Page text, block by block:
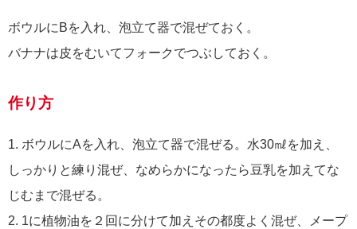
ボウルにBを入れ、泡立て器で混ぜておく。
バナナは皮をむいてフォークでつぶしておく。
作り方
1. ボウルにAを入れ、泡立て器で混ぜる。水30㎖を加え、
しっかりと練り混ぜ、なめらかになったら豆乳を加えてな
じむまで混ぜる。
2. 1に植物油を２回に分けて加えその都度よく混ぜ、メープ